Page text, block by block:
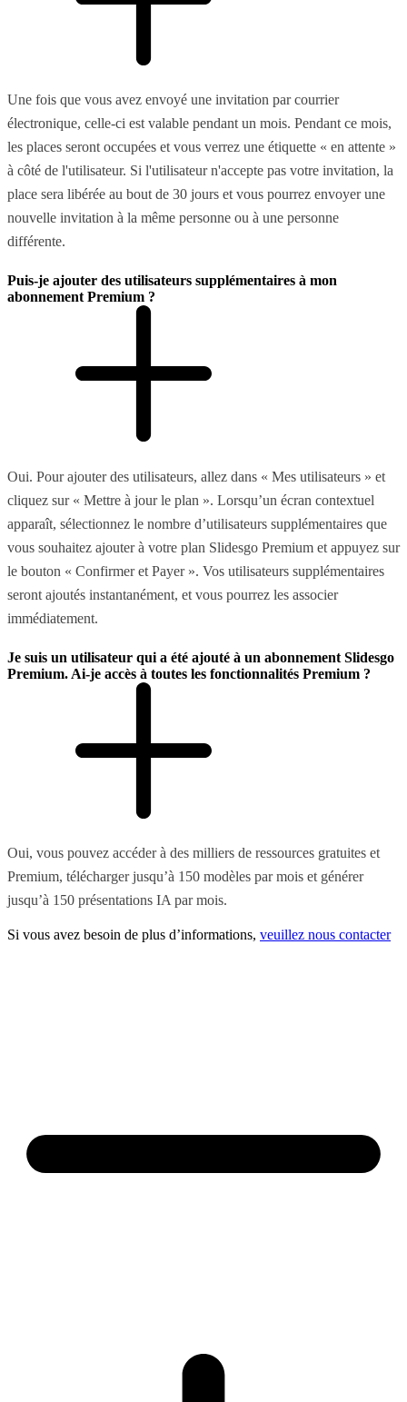
Une fois que vous avez envoyé une invitation par courrier
électronique, celle-ci est valable pendant un mois. Pendant ce mois,
les places seront occupées et vous verrez une étiquette « en attente »
à côté de l'utilisateur. Si l'utilisateur n'accepte pas votre invitation, la
place sera libérée au bout de 30 jours et vous pourrez envoyer une
nouvelle invitation à la même personne ou à une personne
différente.
Puis-je ajouter des utilisateurs supplémentaires à mon
abonnement Premium ?
Oui. Pour ajouter des utilisateurs, allez dans « Mes utilisateurs » et
cliquez sur « Mettre à jour le plan ». Lorsqu’un écran contextuel
apparaît, sélectionnez le nombre d’utilisateurs supplémentaires que
vous souhaitez ajouter à votre plan Slidesgo Premium et appuyez sur
le bouton « Confirmer et Payer ». Vos utilisateurs supplémentaires
seront ajoutés instantanément, et vous pourrez les associer
immédiatement.
Je suis un utilisateur qui a été ajouté à un abonnement Slidesgo
Premium. Ai-je accès à toutes les fonctionnalités Premium ?
Oui, vous pouvez accéder à des milliers de ressources gratuites et
Premium, télécharger jusqu’à 150 modèles par mois et générer
jusqu’à 150 présentations IA par mois.
Si vous avez besoin de plus d’informations, veuillez nous contacter